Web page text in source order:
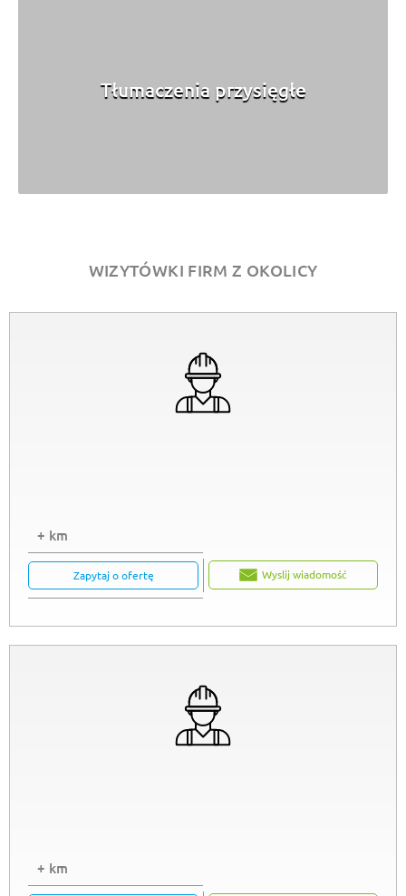
Tłumaczenia przysięgłe
WIZYTÓWKI FIRM Z OKOLICY
+ km
Zapytaj o ofertę Wyslij wiadomość
+ km